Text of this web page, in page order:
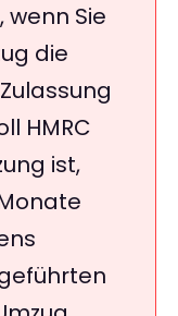
Sie
die
HMRC
ist,